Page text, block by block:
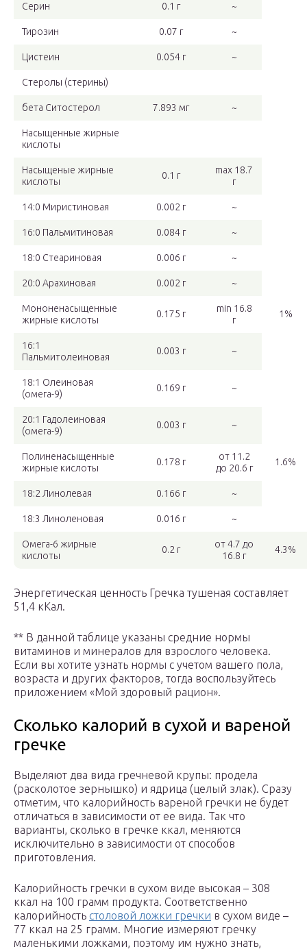
Серин 0.1 г ~
Тирозин 0.07 г ~
Цистеин 0.054 г ~
Стеролы (стерины)
бета Ситостерол 7.893 мг ~
Насыщенные жирные
кислоты
Насыщеные жирные
кислоты
0.1 г
max 18.7
г
14:0 Миристиновая 0.002 г ~
16:0 Пальмитиновая 0.084 г ~
18:0 Стеариновая 0.006 г ~
20:0 Арахиновая 0.002 г ~
Мононенасыщенные
жирные кислоты
0.175 г
min 16.8
г
1%
16:1
Пальмитолеиновая
0.003 г ~
18:1 Олеиновая
(омега-9)
0.169 г ~
20:1 Гадолеиновая
(омега-9)
0.003 г ~
Полиненасыщенные
жирные кислоты
0.178 г
от 11.2
до 20.6 г
1.6%
18:2 Линолевая 0.166 г ~
18:3 Линоленовая 0.016 г ~
Омега-6 жирные
кислоты
0.2 г
от 4.7 до
16.8 г
4.3%
Энергетическая ценность Гречка тушеная составляет
51,4 кКал.
** В данной таблице указаны средние нормы
витаминов и минералов для взрослого человека.
Если вы хотите узнать нормы с учетом вашего пола,
возраста и других факторов, тогда воспользуйтесь
приложением «Мой здоровый рацион».
Сколько калорий в сухой и вареной
гречке
Выделяют два вида гречневой крупы: продела
(расколотое зернышко) и ядрица (целый злак). Сразу
отметим, что калорийность вареной гречки не будет
отличаться в зависимости от ее вида. Так что
варианты, сколько в гречке ккал, меняются
исключительно в зависимости от способов
приготовления.
Калорийность гречки в сухом виде высокая – 308
ккал на 100 грамм продукта. Соответственно
калорийность столовой ложки гречки в сухом виде –
77 ккал на 25 грамм. Многие измеряют гречку
маленькими ложками, поэтому им нужно знать,